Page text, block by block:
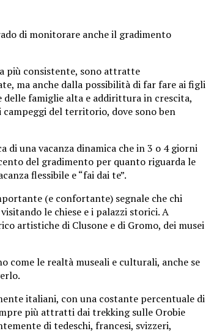
di monitorare anche il gradimento
più consistente, sono attratte
ma anche dalla possibilità di far fare ai figli
famiglie alta e addirittura in crescita,
del territorio, dove sono ben
una vacanza dinamica che in 3 o 4 giorni
del gradimento per quanto riguarda le
flessibile e “fai dai te”.
(e confortante) segnale che chi
le chiese e i palazzi storici. A
artistiche di Clusone e di Gromo, dei musei
le realtà museali e culturali, anche se
italiani, con una costante percentuale di
più attratti dai trekking sulle Orobie
di tedeschi, francesi, svizzeri,